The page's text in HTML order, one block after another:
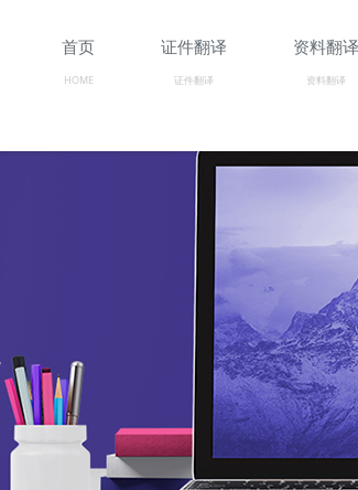
首页
HOME
证件翻译
证件翻译
资料翻译
资料翻译